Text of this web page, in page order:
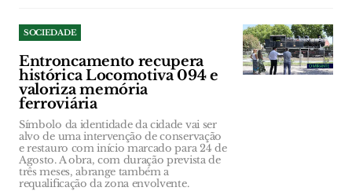
SOCIEDADE
Entroncamento recupera
histórica Locomotiva 094 e
valoriza memória
ferroviária
Símbolo da identidade da cidade vai ser
alvo de uma intervenção de conservação
e restauro com início marcado para 24 de
Agosto. A obra, com duração prevista de
três meses, abrange também a
requalificação da zona envolvente.